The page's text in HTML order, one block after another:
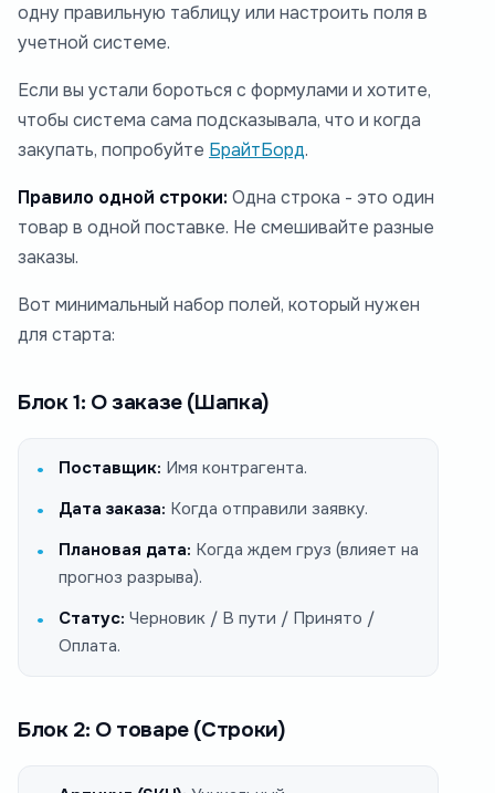
одну правильную таблицу или настроить поля в
учетной системе.
Если вы устали бороться с формулами и хотите,
чтобы система сама подсказывала, что и когда
закупать, попробуйте БрайтБорд.
Правило одной строки: Одна строка - это один
товар в одной поставке. Не смешивайте разные
заказы.
Вот минимальный набор полей, который нужен
для старта:
Блок 1: О заказе (Шапка)
Поставщик: Имя контрагента.
Дата заказа: Когда отправили заявку.
Плановая дата: Когда ждем груз (влияет на
прогноз разрыва).
Статус: Черновик / В пути / Принято /
Оплата.
Блок 2: О товаре (Строки)